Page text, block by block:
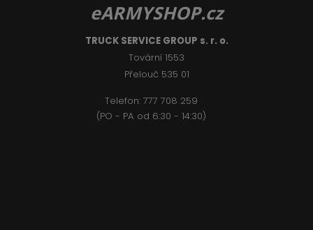
eARMYSHOP.cz
TRUCK SERVICE GROUP s. r. o.
Tovární 1553
Přelouč 535 01
Telefon: 777 708 259
(PO - PA od 6:30 - 14:30)